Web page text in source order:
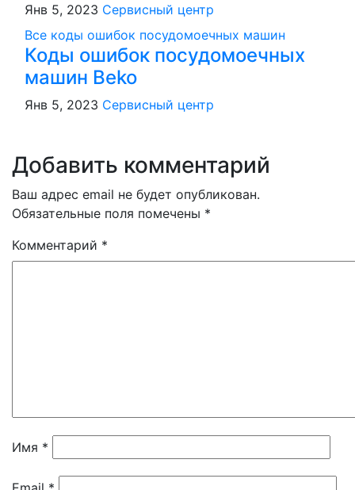
Янв 5, 2023 Сервисный центр
Все коды ошибок посудомоечных машин
Коды ошибок посудомоечных
машин Beko
Янв 5, 2023 Сервисный центр
Добавить комментарий
Ваш адрес email не будет опубликован.
Обязательные поля помечены *
Комментарий *
Имя *